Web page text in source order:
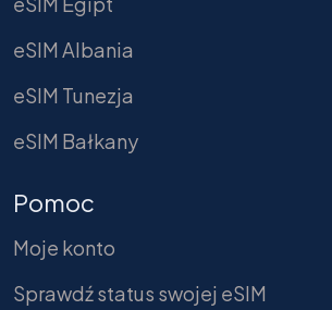
eSIM Albania
eSIM Tunezja
eSIM Bałkany
Pomoc
Moje konto
Sprawdź status swojej eSIM